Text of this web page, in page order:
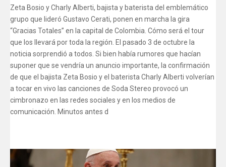
Zeta Bosio y Charly Alberti, bajista y baterista del emblemático
grupo que lideró Gustavo Cerati, ponen en marcha la gira
“Gracias Totales” en la capital de Colombia. Cómo será el tour
que los llevará por toda la región. El pasado 3 de octubre la
noticia sorprendió a todos. Si bien había rumores que hacían
suponer que se vendría un anuncio importante, la confirmación
de que el bajista Zeta Bosio y el baterista Charly Alberti volverían
a tocar en vivo las canciones de Soda Stereo provocó un
cimbronazo en las redes sociales y en los medios de
comunicación. Minutos antes d